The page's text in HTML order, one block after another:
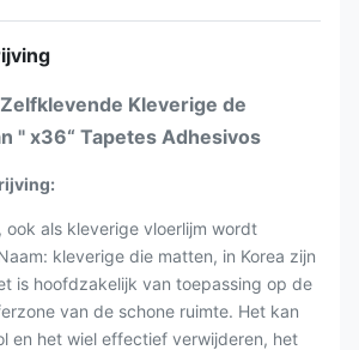
Kleverige de
" x36“ Tapetes Adhesivos
ook als kleverige vloerlijm wordt
kleverige die matten, in Korea zijn
is hoofdzakelijk van toepassing op de
van de schone ruimte. Het kan
en het wiel effectief verwijderen, het